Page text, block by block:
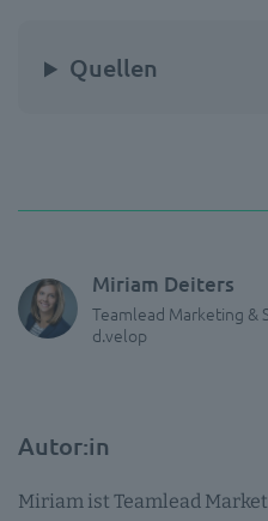
Quellen
Autor:in
Miriam ist Teamlead
Miriam Deiters
Teamlead Marketing &
d.velop